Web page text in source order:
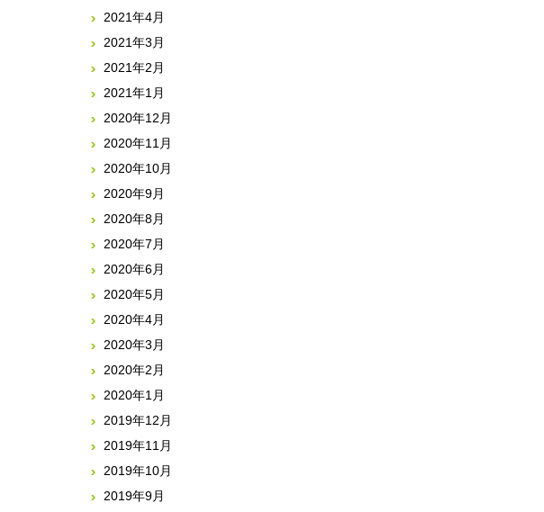
2021年4月
2021年3月
2021年2月
2021年1月
2020年12月
2020年11月
2020年10月
2020年9月
2020年8月
2020年7月
2020年6月
2020年5月
2020年4月
2020年3月
2020年2月
2020年1月
2019年12月
2019年11月
2019年10月
2019年9月